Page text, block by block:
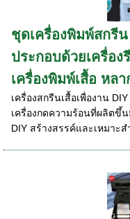
ชุดเครื่องพิมพ์สกรี
ประกอบด้วยเครื่อง
เครื่องพิมพ์เสื้อ หล
เครื่องสกรีนเสื้อเพื่องาน
เครื่องกดความร้อนที่ผลิตขึ้
DIY สร้างสรรค์และเหมาะ